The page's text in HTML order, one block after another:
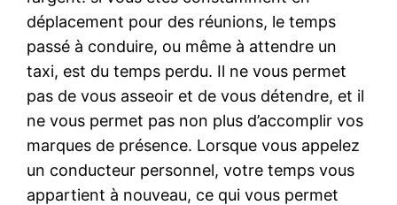
déplacement pour des réunions, le temps
passé à conduire, ou même à attendre un
taxi, est du temps perdu. Il ne vous permet
pas de vous asseoir et de vous détendre, et il
ne vous permet pas non plus d’accomplir vos
marques de présence. Lorsque vous appelez
un conducteur personnel, votre temps vous
appartient à nouveau, ce qui vous permet